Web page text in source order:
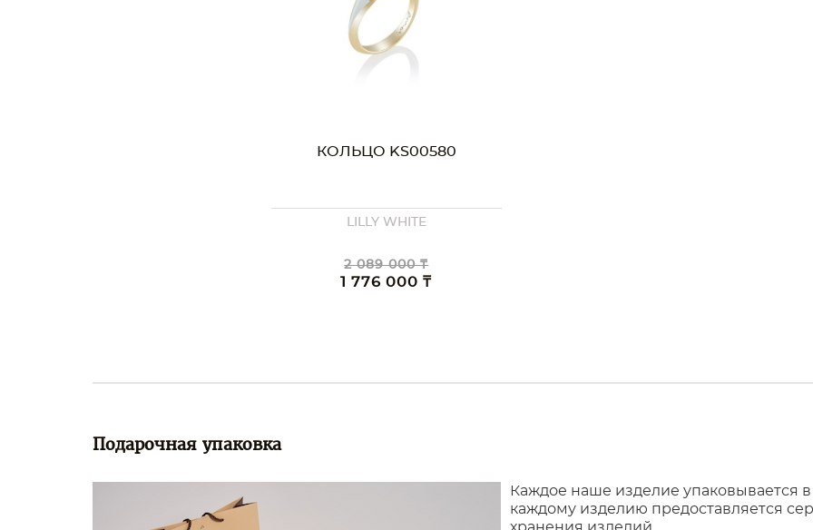
КОЛЬЦО KS00580
LILLY WHITE
2 089 000 ₸
1 776 000 ₸
Подарочная упаковка
Каждое наше изделие упаковывается
каждому изделию предоставляется